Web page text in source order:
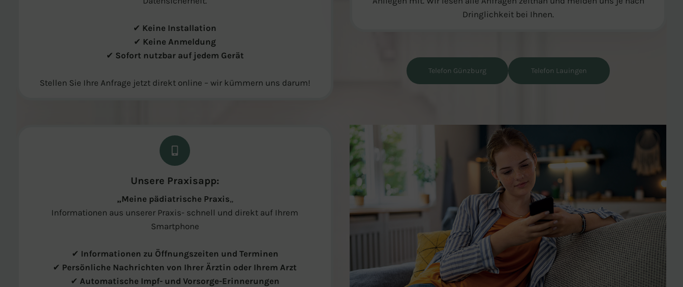
✔ Keine Installation
✔ Keine Anmeldung
✔ Sofort nutzbar auf jedem Gerät
Stellen Sie Ihre Anfrage jetzt direkt online – wir kümmern uns darum!
Dringlichkeit bei Ihnen.
Telefon Günzburg Telefon Lauingen
Unsere Praxisapp:
„Meine pädiatrische Praxis„
Informationen aus unserer Praxis- schnell und direkt auf Ihrem
Smartphone
✔ Informationen zu Öffnungszeiten und Terminen
✔ Persönliche Nachrichten von Ihrer Ärztin oder Ihrem Arzt
✔ Automatische Impf- und Vorsorge-Erinnerungen